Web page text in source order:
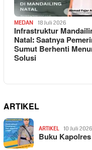
MEDAN 18 Juli 2026
Infrastruktur
Natal: Saatnya
Sumut Berhenti
Solusi
ARTIKEL
ARTIKEL 10 Juli 2026
Buku